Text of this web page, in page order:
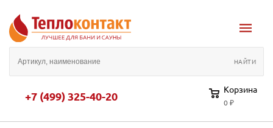
+7 (499) 325-40-20 Корзина
0 ₽